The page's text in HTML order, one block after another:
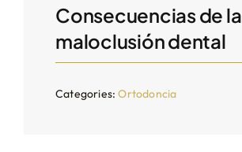
Consecuencias de la
maloclusión dental
Categories:Ortodoncia